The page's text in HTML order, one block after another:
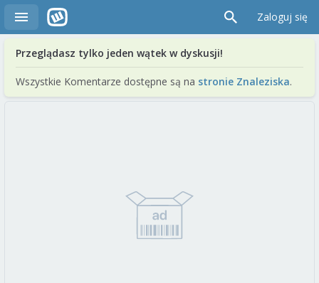
Zaloguj się
Przeglądasz tylko jeden wątek w dyskusji!
Wszystkie Komentarze dostępne są na stronie Znaleziska.